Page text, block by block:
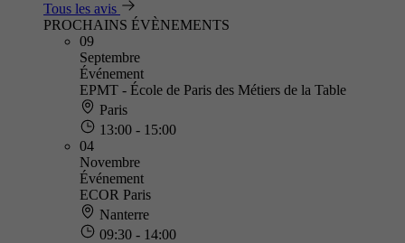
Tous les avis
PROCHAINS ÉVÈNEMENTS
09
Septembre
Événement
EPMT - École de Paris des Métiers de la Table
Paris
13:00 - 15:00
04
Novembre
Événement
ECOR Paris
Nanterre
09:30 - 14:00